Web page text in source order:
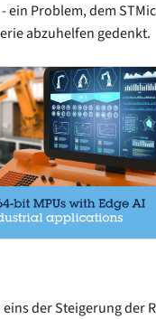
ein Problem, dem
abzuhelfen gedenkt.
eins der Steigerung der